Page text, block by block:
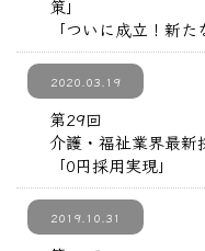
策」
「ついに成立！新
2020.03.19
第29回
介護・福祉業界最新
「0円採用実現」
2019.10.31